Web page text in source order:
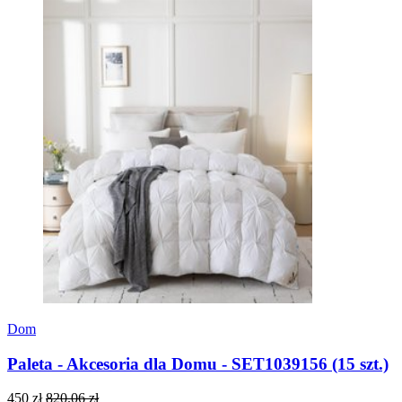
Dom
Paleta - Akcesoria dla Domu - SET1039156 (15 szt.)
450 zł 820.06 zł